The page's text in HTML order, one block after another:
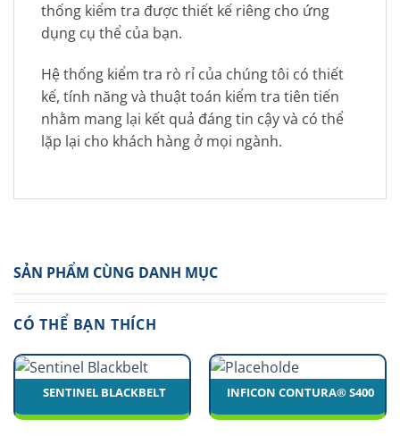
thống kiểm tra được thiết kế riêng cho ứng
dụng cụ thể của bạn.
Hệ thống kiểm tra rò rỉ của chúng tôi có thiết
kế, tính năng và thuật toán kiểm tra tiên tiến
nhằm mang lại kết quả đáng tin cậy và có thể
lặp lại cho khách hàng ở mọi ngành.
SẢN PHẨM CÙNG DANH MỤC
CÓ THỂ BẠN THÍCH
SENTINEL BLACKBELT INFICON CONTURA® S400